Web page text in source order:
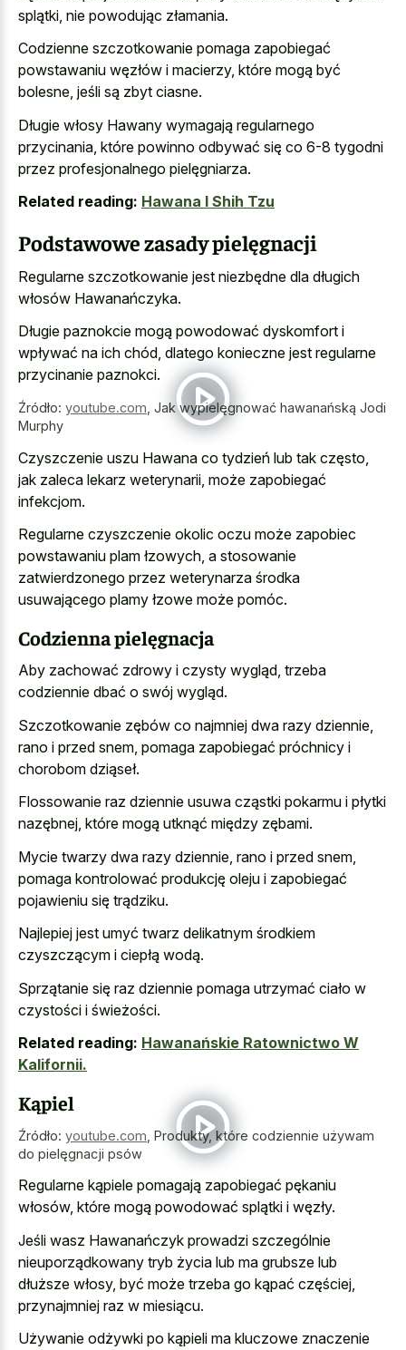
splątki, nie powodując złamania.
Codzienne szczotkowanie pomaga zapobiegać
powstawaniu węzłów i macierzy, które mogą być
bolesne, jeśli są zbyt ciasne.
Długie włosy Hawany wymagają regularnego
przycinania, które powinno odbywać się co 6-8 tygodni
przez profesjonalnego pielęgniarza.
Related reading: Hawana I Shih Tzu
Podstawowe zasady pielęgnacji
Regularne szczotkowanie jest niezbędne dla długich
włosów Hawanańczyka.
Długie paznokcie mogą powodować dyskomfort i
wpływać na ich chód, dlatego konieczne jest regularne
przycinanie paznokci.
Źródło: youtube.com Jak wypielęgnować hawanańską Jodi
Murphy
Czyszczenie uszu Hawana co tydzień lub tak często,
jak zaleca lekarz weterynarii, może zapobiegać
infekcjom.
Regularne czyszczenie okolic oczu może zapobiec
powstawaniu plam łzowych, a stosowanie
zatwierdzonego przez weterynarza środka
usuwającego plamy łzowe może pomóc.
Codzienna pielęgnacja
Aby zachować zdrowy i czysty wygląd, trzeba
codziennie dbać o swój wygląd.
Szczotkowanie zębów co najmniej dwa razy dziennie,
rano i przed snem, pomaga zapobiegać próchnicy i
chorobom dziąseł.
Flossowanie raz dziennie usuwa cząstki pokarmu i płytki
nazębnej, które mogą utknąć między zębami.
Mycie twarzy dwa razy dziennie, rano i przed snem,
pomaga kontrolować produkcję oleju i zapobiegać
pojawieniu się trądziku.
Najlepiej jest umyć twarz delikatnym środkiem
czyszczącym i ciepłą wodą.
Sprzątanie się raz dziennie pomaga utrzymać ciało w
czystości i świeżości.
Related reading: Hawanańskie Ratownictwo W
Kalifornii.
Kąpiel
Źródło: youtube.com Produkty, które codziennie używam
do pielęgnacji psów
Regularne kąpiele pomagają zapobiegać pękaniu
włosów, które mogą powodować splątki i węzły.
Jeśli wasz Hawanańczyk prowadzi szczególnie
nieuporządkowany tryb życia lub ma grubsze lub
dłuższe włosy, być może trzeba go kąpać częściej,
przynajmniej raz w miesiącu.
Używanie odżywki po kąpieli ma kluczowe znaczenie